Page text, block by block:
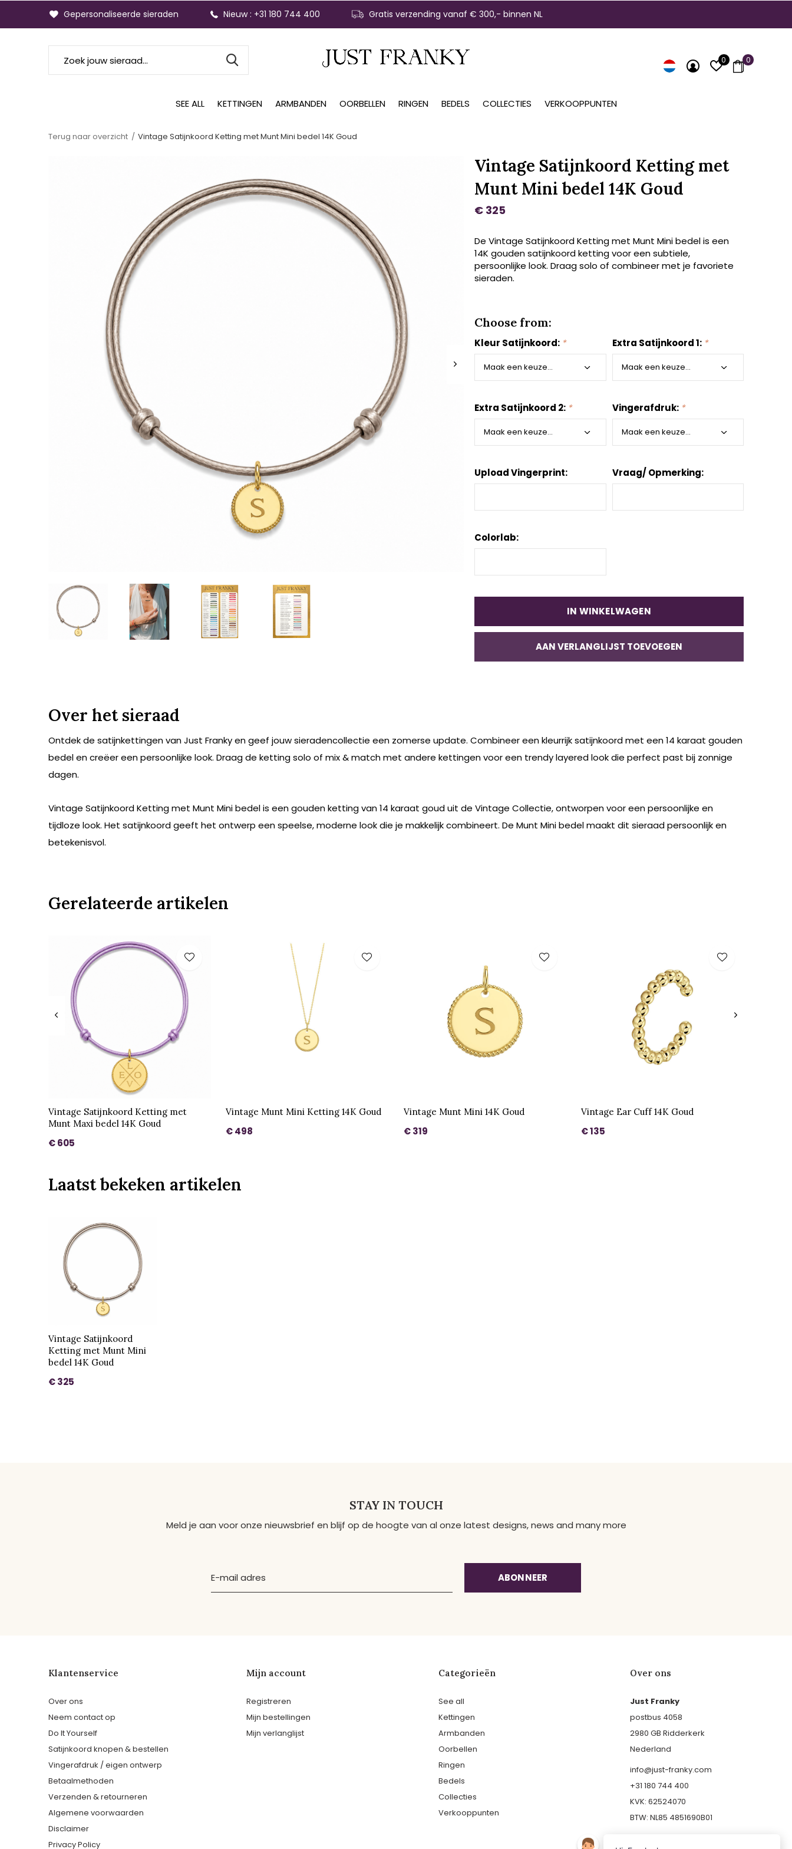
SEE ALL KETTINGEN ARMBANDEN OORBELLEN RINGEN BEDELS COLLECTIES VERKOOPPUNTEN
0 0
Gepersonaliseerde sieraden Nieuw : +31 180 744 400 Gratis verzending vanaf € 300,- binnen NL
Terug naar overzicht Vintage Satijnkoord Ketting met Munt Mini bedel 14K Goud
Vintage Satijnkoord Ketting met
Munt Mini bedel 14K Goud
€ 325
De Vintage Satijnkoord Ketting met Munt Mini bedel is een
14K gouden satijnkoord ketting voor een subtiele,
persoonlijke look. Draag solo of combineer met je favoriete
sieraden.
Choose from:
Kleur Satijnkoord: * Extra Satijnkoord 1: *
Extra Satijnkoord 2: * Vingerafdruk: *
Upload Vingerprint: Vraag/ Opmerking:
Colorlab:
IN WINKELWAGEN
AAN VERLANGLIJST TOEVOEGEN
Over het sieraad
Ontdek de satijnkettingen van Just Franky en geef jouw sieradencollectie een zomerse update. Combineer een kleurrijk satijnkoord met een 14 karaat gouden
bedel en creëer een persoonlijke look. Draag de ketting solo of mix & match met andere kettingen voor een trendy layered look die perfect past bij zonnige
dagen.
Vintage Satijnkoord Ketting met Munt Mini bedel is een gouden ketting van 14 karaat goud uit de Vintage Collectie, ontworpen voor een persoonlijke en
tijdloze look. Het satijnkoord geeft het ontwerp een speelse, moderne look die je makkelijk combineert. De Munt Mini bedel maakt dit sieraad persoonlijk en
betekenisvol.
Gerelateerde artikelen
Vintage Satijnkoord Ketting met
Munt Maxi bedel 14K Goud
€ 605
Vintage Munt Mini Ketting 14K Goud
€ 498
Vintage Munt Mini 14K Goud
€ 319
Vintage Ear Cuff 14K Goud
€ 135
Laatst bekeken artikelen
Vintage Satijnkoord
Ketting met Munt Mini
bedel 14K Goud
€ 325
STAY IN TOUCH
Meld je aan voor onze nieuwsbrief en blijf op de hoogte van al onze latest designs, news and many more
ABONNEER
Klantenservice
Over ons
Neem contact op
Do It Yourself
Satijnkoord knopen & bestellen
Vingerafdruk / eigen ontwerp
Betaalmethoden
Verzenden & retourneren
Algemene voorwaarden
Disclaimer
Privacy Policy
Mijn account
Registreren
Mijn bestellingen
Mijn verlanglijst
Categorieën
See all
Kettingen
Armbanden
Oorbellen
Ringen
Bedels
Collecties
Verkooppunten
Over ons
Just Franky
postbus 4058
2980 GB Ridderkerk
Nederland
info@just-franky.com
+31 180 744 400
KVK: 62524070
BTW: NL85 4851690B01